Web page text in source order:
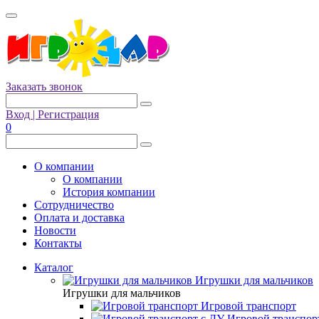
Заказать звонок
Вход | Регистрация
0
О компании
О компании
История компании
Сотрудничество
Оплата и доставка
Новости
Контакты
Каталог
Игрушки для мальчиков
Игрушки для мальчиков
Игровой транспорт